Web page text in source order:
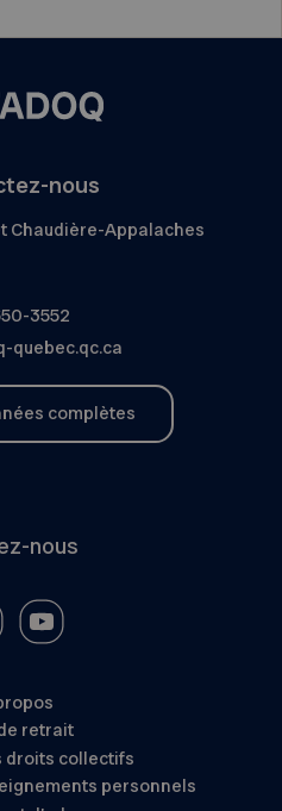
nous
Chaudière-Appalaches
3552
quebec.qc.ca
complètes
nous
retrait
droits collectifs
personnels